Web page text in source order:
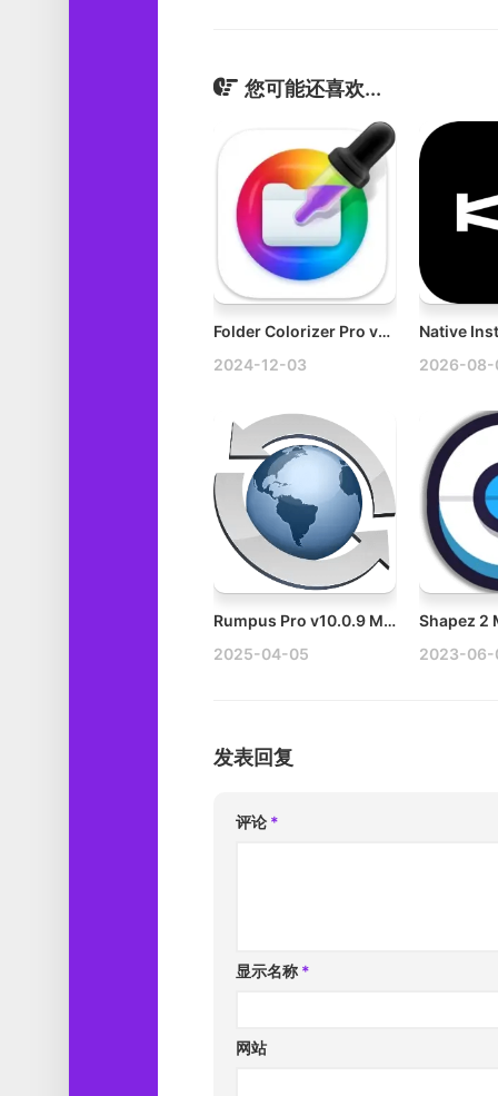
您可能还喜欢...
Folder Colorizer Pro v4.11.7 Mac文件夹着色工具破解版
2024-12-03
2026-08-
Rumpus Pro v10.0.9 Mac FTP服务器客户端工具
2025-04-05
Shapez 2
2023-06-
发表回复
评论 *
显示名称 *
网站